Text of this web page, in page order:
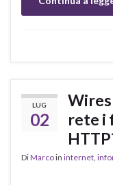
LUG
02
rete i
DiMarcoin internet